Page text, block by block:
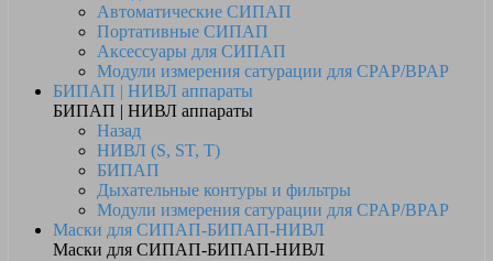
Автоматические СИПАП
Портативные СИПАП
Аксессуары для СИПАП
Модули измерения сатурации для CPAP/BPAP
БИПАП | НИВЛ аппараты
БИПАП | НИВЛ аппараты
Назад
НИВЛ (S, ST, T)
БИПАП
Дыхательные контуры и фильтры
Модули измерения сатурации для CPAP/BPAP
Маски для СИПАП-БИПАП-НИВЛ
Маски для СИПАП-БИПАП-НИВЛ